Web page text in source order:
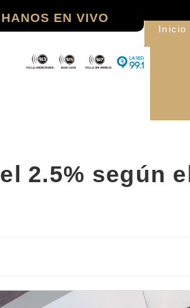
EN VIVO
Inicio
2.5% según